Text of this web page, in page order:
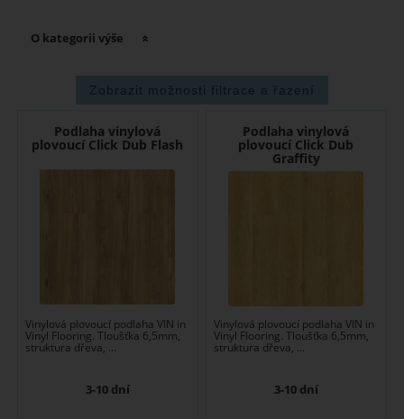
O kategorii výše
Podlaha vinylová
plovoucí Click Dub Flash
Vinylová plovoucí podlaha VIN in
Vinyl Flooring. Tloušťka 6,5mm,
struktura dřeva, ...
3-10 dní
Podlaha vinylová
plovoucí Click Dub
Graffity
Vinylová plovoucí podlaha VIN in
Vinyl Flooring. Tloušťka 6,5mm,
struktura dřeva, ...
3-10 dní